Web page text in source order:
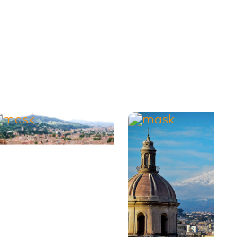
Xem tất cả ảnh